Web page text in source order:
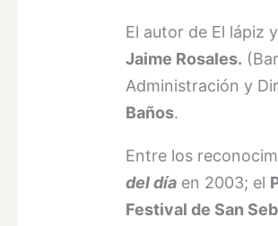
El autor de El lápiz
Jaime Rosales.
Administración y
Baños.
Entre los
del día en 2003; el
Festival de San